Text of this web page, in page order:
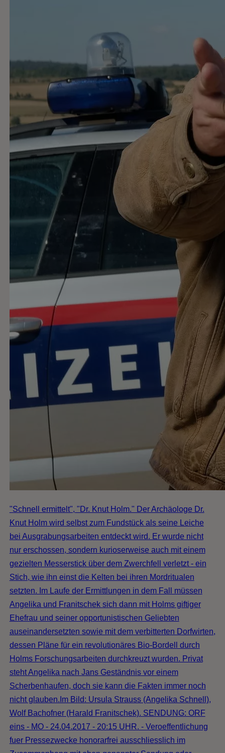
"Schnell ermittelt", "Dr. Knut Holm." Der Archäologe Dr.
Knut Holm wird selbst zum Fundstück als seine Leiche
bei Ausgrabungsarbeiten entdeckt wird. Er wurde nicht
nur erschossen, sondern kurioserweise auch mit einem
gezielten Messerstick über dem Zwerchfell verletzt - ein
Stich, wie ihn einst die Kelten bei ihren Mordritualen
setzten. Im Laufe der Ermittlungen in dem Fall müssen
Angelika und Franitschek sich dann mit Holms giftiger
Ehefrau und seiner opportunistischen Geliebten
auseinandersetzten sowie mit dem verbitterten Dorfwirten,
dessen Pläne für ein revolutionäres Bio-Bordell durch
Holms Forschungsarbeiten durchkreuzt wurden. Privat
steht Angelika nach Jans Geständnis vor einem
Scherbenhaufen, doch sie kann die Fakten immer noch
nicht glauben.Im Bild: Ursula Strauss (Angelika Schnell),
Wolf Bachofner (Harald Franitschek). SENDUNG: ORF
eins - MO - 24.04.2017 - 20:15 UHR. - Veroeffentlichung
fuer Pressezwecke honorarfrei ausschliesslich im